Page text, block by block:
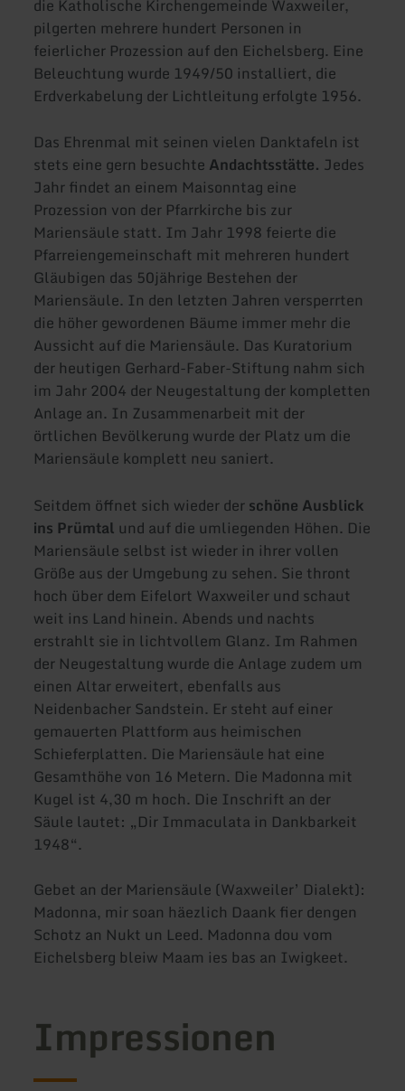
die Katholische Kirchengemeinde Waxweiler,
pilgerten mehrere hundert Personen in
feierlicher Prozession auf den Eichelsberg. Eine
Beleuchtung wurde 1949/50 installiert, die
Erdverkabelung der Lichtleitung erfolgte 1956.
Das Ehrenmal mit seinen vielen Danktafeln ist
stets eine gern besuchte Andachtsstätte. Jedes
Jahr findet an einem Maisonntag eine
Prozession von der Pfarrkirche bis zur
Mariensäule statt. Im Jahr 1998 feierte die
Pfarreiengemeinschaft mit mehreren hundert
Gläubigen das 50jährige Bestehen der
Mariensäule. In den letzten Jahren versperrten
die höher gewordenen Bäume immer mehr die
Aussicht auf die Mariensäule. Das Kuratorium
der heutigen Gerhard-Faber-Stiftung nahm sich
im Jahr 2004 der Neugestaltung der kompletten
Anlage an. In Zusammenarbeit mit der
örtlichen Bevölkerung wurde der Platz um die
Mariensäule komplett neu saniert.
Seitdem öffnet sich wieder derschöne Ausblick
ins Prümtal und auf die umliegenden Höhen. Die
Mariensäule selbst ist wieder in ihrer vollen
Größe aus der Umgebung zu sehen. Sie thront
hoch über dem Eifelort Waxweiler und schaut
weit ins Land hinein. Abends und nachts
erstrahlt sie in lichtvollem Glanz. Im Rahmen
der Neugestaltung wurde die Anlage zudem um
einen Altar erweitert, ebenfalls aus
Neidenbacher Sandstein. Er steht auf einer
gemauerten Plattform aus heimischen
Schieferplatten. Die Mariensäule hat eine
Gesamthöhe von 16 Metern. Die Madonna mit
Kugel ist 4,30 m hoch. Die Inschrift an der
Säule lautet: „Dir Immaculata in Dankbarkeit
1948“.
Gebet an der Mariensäule (Waxweiler’ Dialekt):
Madonna, mir soan häezlich Daank fier dengen
Schotz an Nukt un Leed. Madonna dou vom
Eichelsberg bleiw Maam ies bas an Iwigkeet.
Impressionen